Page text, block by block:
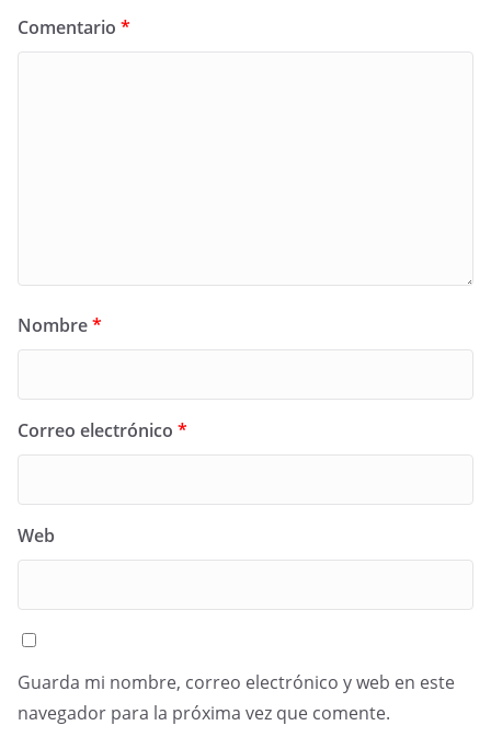
Comentario *
Nombre*
Correo electrónico *
Web
Guarda mi nombre, correo electrónico y web en este
navegador para la próxima vez que comente.